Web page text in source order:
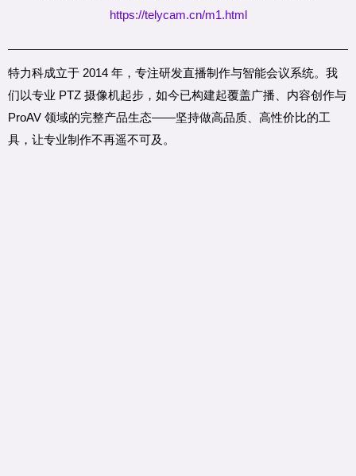
https://telycam.cn/m1.html
特力科成立于 2014 年，专注研发直播制作与智能会议系统。 我
们以专业 PTZ 摄像机起步，如今已构建起覆盖广播、内容创作与
ProAV 领域的完整产品生态——坚持做高品质、高性价比的工
具，让专业制作不再遥不可及。